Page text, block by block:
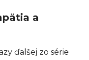
a
ďalšej zo série